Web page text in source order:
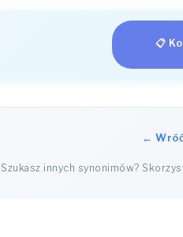
📋
←
Szukasz innych synonimów?